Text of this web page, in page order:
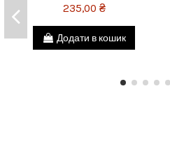
235,00 ₴
Додати в кошик